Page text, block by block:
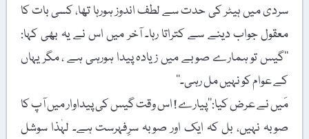
سردی میں ہیٹر کی حدت سے لطف اندوز ہورہا تھا، کسی بات کا
معقول جواب دینے سے کتراتا رہا۔ آخر میں اس نے یہ بھی کہا:
’’گیس تو ہمارے صوبے میں زیادہ پیدا ہورہی ہے ، مگر یہاں
کے عوام کو نہیں مل رہی۔‘‘
مَیں نے عرض کیا:’’پیارے ! اس وقت گیس کی پیداوار میں آپ کا
صوبہ نہیں، بل کہ ایک اور صوبہ سرِفہرست ہے۔ لہٰذا سوشل